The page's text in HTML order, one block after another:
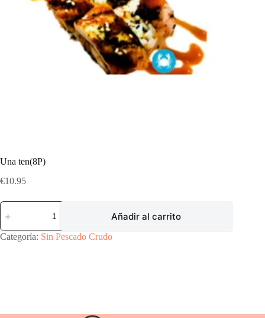
Una ten(8P)
€10.95
Una
ten(8P)
cantidad
Añadir al carrito
Categoría: Sin Pescado Crudo